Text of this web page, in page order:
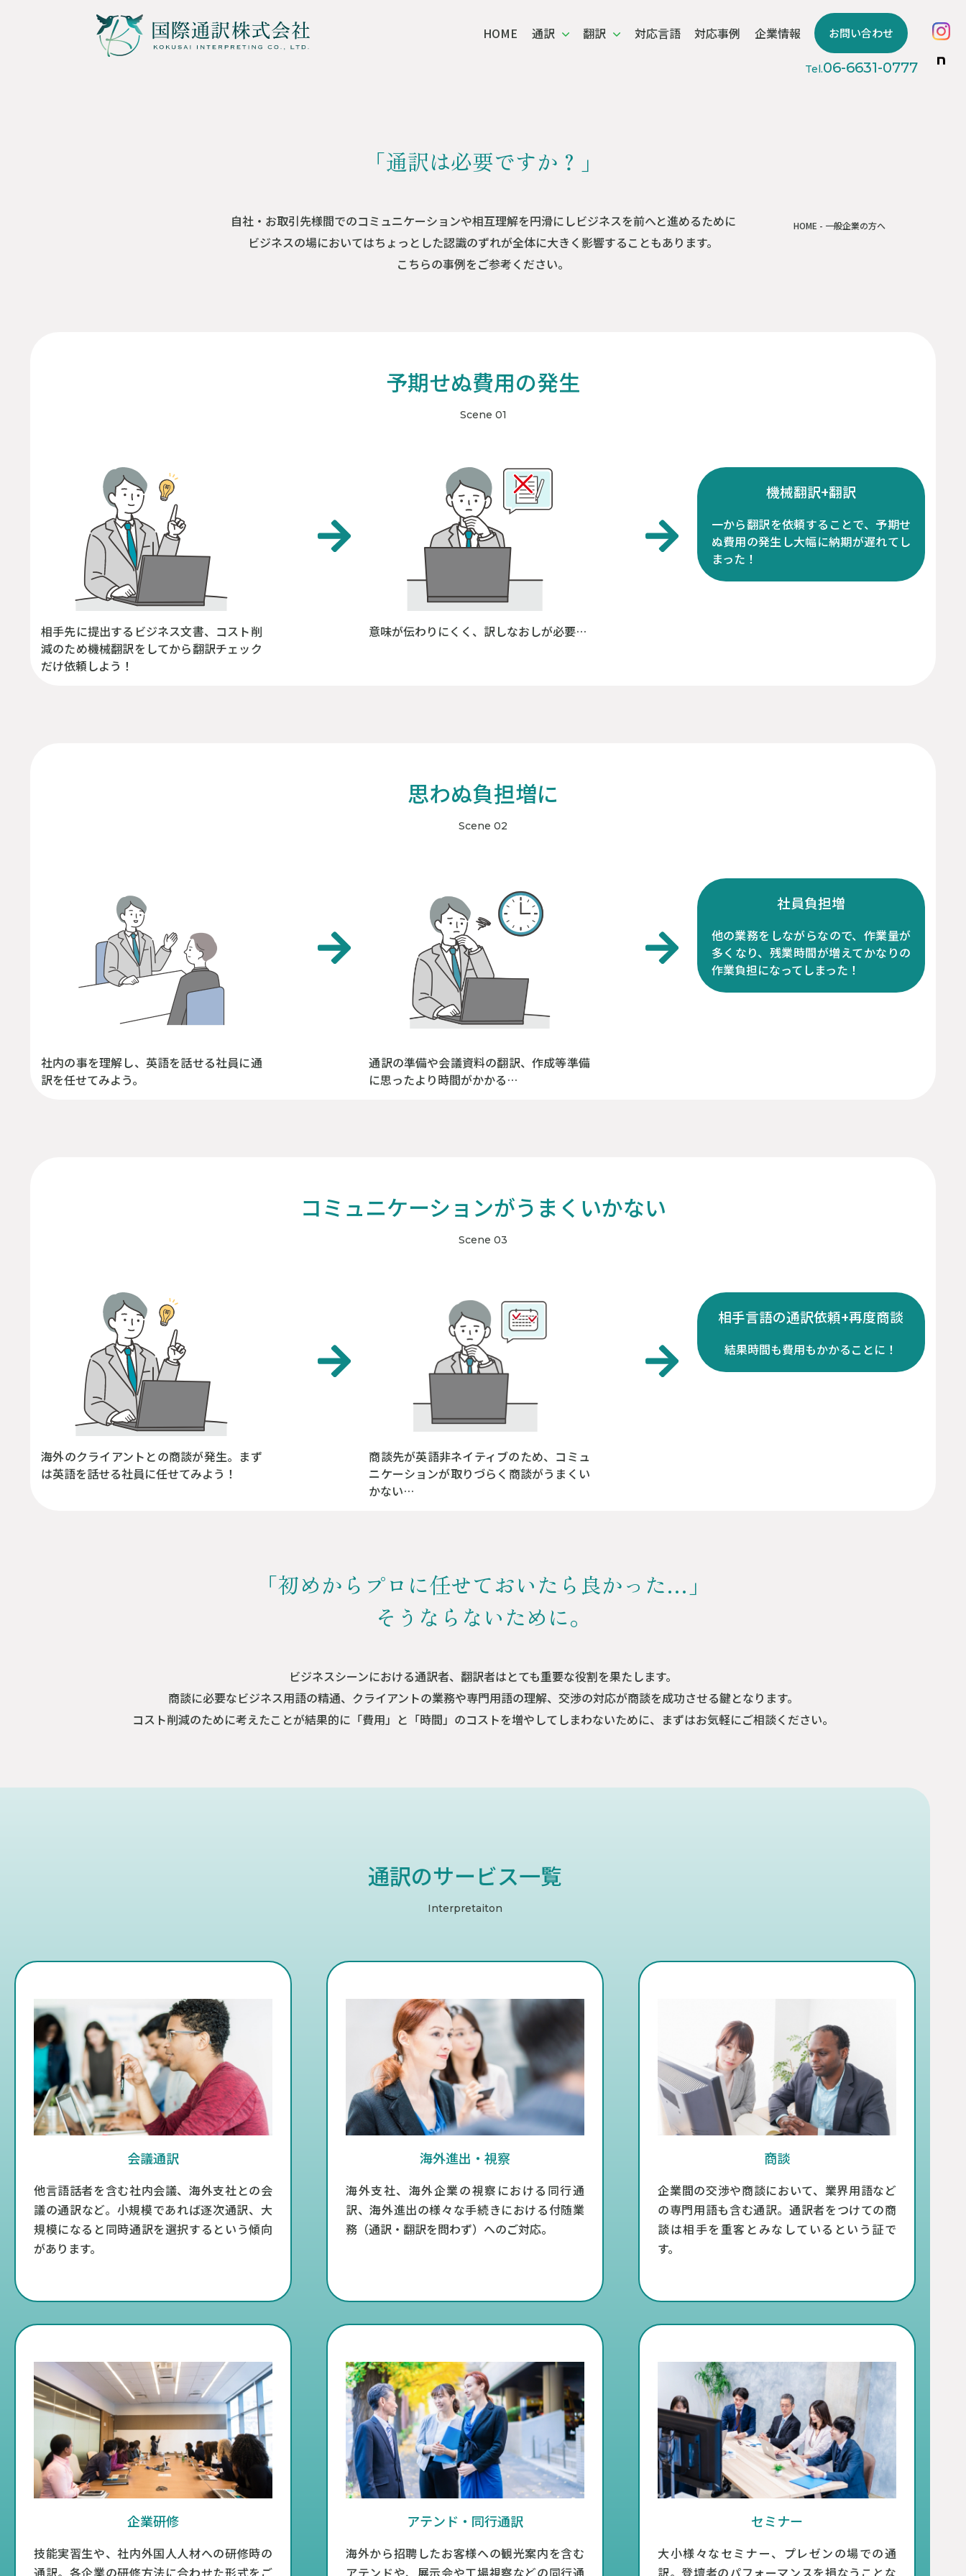
HOME 通訳 翻訳 対応言語 対応事例 企業情報 お問い合わせ
Tel.06-6631-0777
一般企業の方へ
HOME - 一般企業の方へ
通訳サービス一覧
「通訳は必要ですか？」
自社・お取引先様間でのコミュニケーションや相互理解を円滑にしビジネスを前へと進めるために
ビジネスの場においてはちょっとした認識のずれが全体に大きく影響することもあります。
こちらの事例をご参考ください。
予期せぬ費用の発生
Scene 01
相手先に提出するビジネス文書、コスト削
減のため機械翻訳をしてから翻訳チェック
だけ依頼しよう！
意味が伝わりにくく、訳しなおしが必要…
機械翻訳+翻訳
一から翻訳を依頼することで、予期せ
ぬ費用の発生し大幅に納期が遅れてし
まった！
思わぬ負担増に
Scene 02
社内の事を理解し、英語を話せる社員に通
訳を任せてみよう。
通訳の準備や会議資料の翻訳、作成等準備
に思ったより時間がかかる…
社員負担増
他の業務をしながらなので、作業量が
多くなり、残業時間が増えてかなりの
作業負担になってしまった！
コミュニケーションがうまくいかない
Scene 03
海外のクライアントとの商談が発生。まず
は英語を話せる社員に任せてみよう！
商談先が英語非ネイティブのため、コミュ
ニケーションが取りづらく商談がうまくい
かない…
相手言語の通訳依頼+再度商談
結果時間も費用もかかることに！
「初めからプロに任せておいたら良かった…」
そうならないために。
ビジネスシーンにおける通訳者、翻訳者はとても重要な役割を果たします。
商談に必要なビジネス用語の精通、クライアントの業務や専門用語の理解、交渉の対応が商談を成功させる鍵となります。
コスト削減のために考えたことが結果的に「費用」と「時間」のコストを増やしてしまわないために、まずはお気軽にご相談ください。
通訳のサービス一覧
Interpretaiton
会議通訳
他言語話者を含む社内会議、海外支社との会
議の通訳など。小規模であれば逐次通訳、大
規模になると同時通訳を選択するという傾向
があります。
海外進出・視察
海外支社、海外企業の視察における同行通
訳、海外進出の様々な手続きにおける付随業
務（通訳・翻訳を問わず）へのご対応。
商談
企業間の交渉や商談において、業界用語など
の専門用語も含む通訳。通訳者をつけての商
談は相手を重客とみなしているという証で
す。
企業研修
技能実習生や、社内外国人人材への研修時の
通訳。各企業の研修方法に合わせた形式をご
アテンド・同行通訳
海外から招聘したお客様への観光案内を含む
アテンドや、展示会や工場視察などの同行通
セミナー
大小様々なセミナー、プレゼンの場での通
訳。登壇者のパフォーマンスを損なうことな